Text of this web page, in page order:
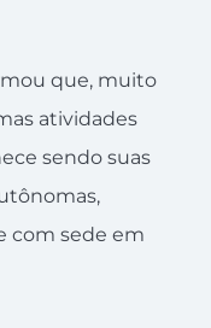
que, muito
atividades
sendo suas
com sede em